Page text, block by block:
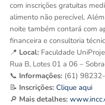
com inscrições gratuitas
alimento não perecível.
noite também contará com
financeira e consultoria
📍 Local: Faculdade
Rua B, Lotes 01 a 06 –
📞 Informações: (61)
📝 Inscrições: Clique aqui
🔎 Mais detalhes: